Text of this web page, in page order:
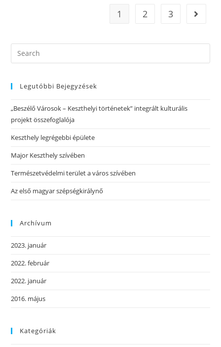
1 2 3
Legutóbbi Bejegyzések
„Beszélő Városok – Keszthelyi történetek” integrált kulturális
projekt összefoglalója
Keszthely legrégebbi épülete
Major Keszthely szívében
Természetvédelmi terület a város szívében
Az első magyar szépségkirálynő
Archívum
2023. január
2022. február
2022. január
2016. május
Kategóriák